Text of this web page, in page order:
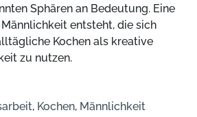
Sphären an Bedeutung. Eine
entsteht, die sich
Kochen als kreative
zu nutzen.
, Kochen, Männlichkeit